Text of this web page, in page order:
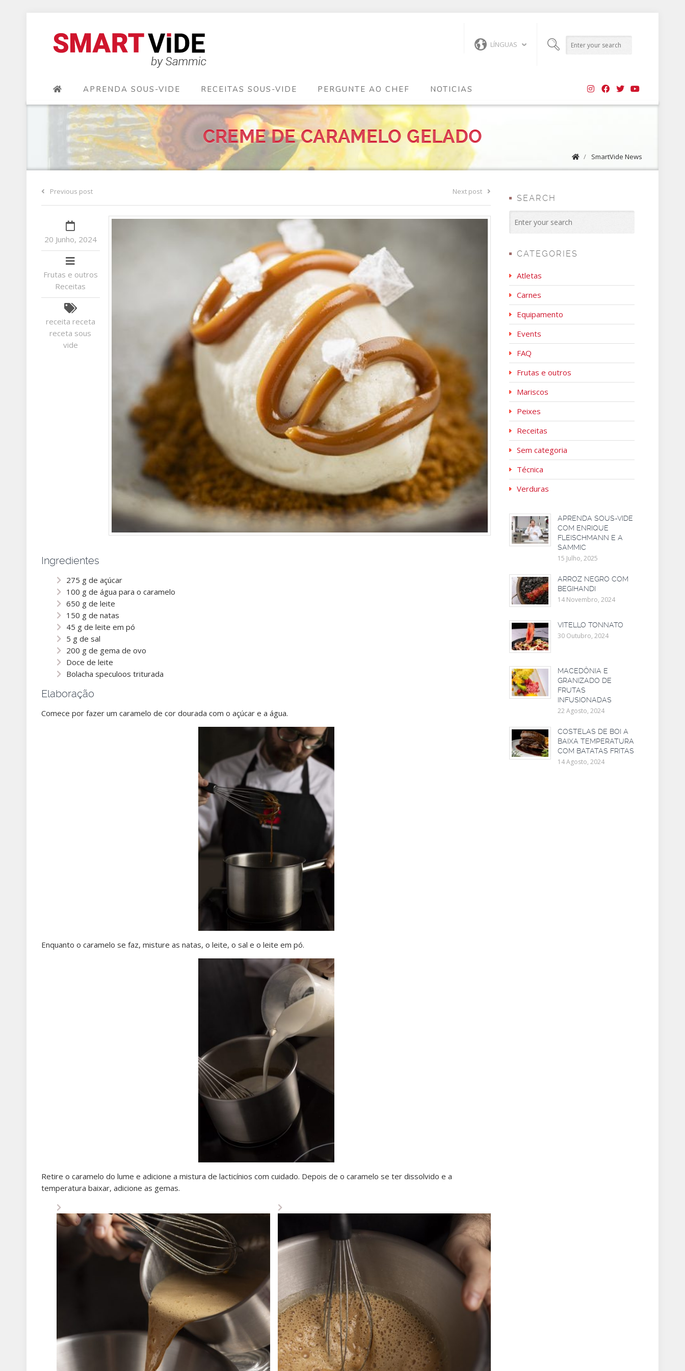
LÍNGUAS
APRENDA SOUS-VIDE RECEITAS SOUS-VIDE PERGUNTE AO CHEF NOTICIAS
CREME DE CARAMELO GELADO
/ SmartVide News
Previous post Next post
20 Junho, 2024
Frutas e outros
Receitas
receita receta
receta sous
vide
Ingredientes
275 g de açúcar
100 g de água para o caramelo
650 g de leite
150 g de natas
45 g de leite em pó
5 g de sal
200 g de gema de ovo
Doce de leite
Bolacha speculoos triturada
Elaboração
Comece por fazer um caramelo de cor dourada com o açúcar e a água.
Enquanto o caramelo se faz, misture as natas, o leite, o sal e o leite em pó.
Retire o caramelo do lume e adicione a mistura de lacticínios com cuidado. Depois de o caramelo se ter dissolvido e a
temperatura baixar, adicione as gemas.
SEARCH
CATEGORIES
Atletas
Carnes
Equipamento
Events
FAQ
Frutas e outros
Mariscos
Peixes
Receitas
Sem categoria
Técnica
Verduras
APRENDA SOUS-VIDE
COM ENRIQUE
FLEISCHMANN E A
SAMMIC
15 Julho, 2025
ARROZ NEGRO COM
BEGIHANDI
14 Novembro, 2024
VITELLO TONNATO
30 Outubro, 2024
MACEDÔNIA E
GRANIZADO DE
FRUTAS
INFUSIONADAS
22 Agosto, 2024
COSTELAS DE BOI A
BAIXA TEMPERATURA
COM BATATAS FRITAS
14 Agosto, 2024